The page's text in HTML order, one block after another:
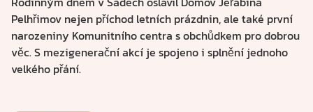
Pelhřimov nejen příchod letních prázdnin, ale také první
narozeniny Komunitního centra s obchůdkem pro dobrou
věc. S mezigenerační akcí je spojeno i splnění jednoho
velkého přání.